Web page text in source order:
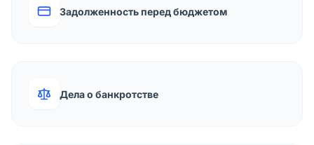
Задолженность перед бюджетом
Дела о банкротстве